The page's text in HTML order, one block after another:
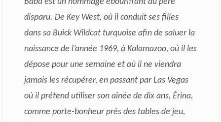
disparu. De Key West, où il conduit ses filles
dans sa Buick Wildcat turquoise afin de saluer la
naissance de l’année 1969, à Kalamazoo, où il les
dépose pour une semaine et où il ne viendra
jamais les récupérer, en passant par Las Vegas
où il prétend utiliser son aînée de dix ans, Érina,
comme porte-bonheur près des tables de jeu,